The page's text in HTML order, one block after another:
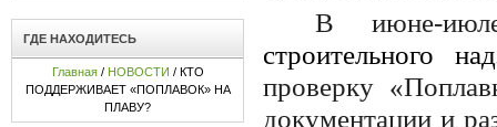
ГДЕ НАХОДИТЕСЬ
Главная/ НОВОСТИ / КТО
ПОДДЕРЖИВАЕТ «ПОПЛАВОК» НА
ПЛАВУ?
В июне-
строительного
проверку
документации и